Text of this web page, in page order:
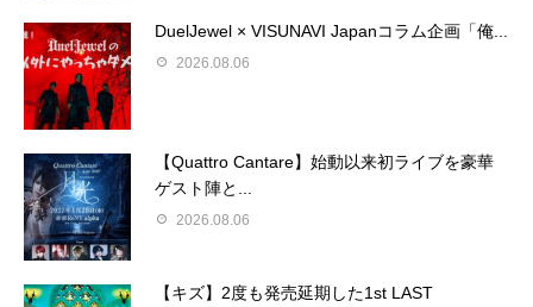
DuelJewel × VISUNAVI Japanコラム企画「俺...
2026.08.06
【Quattro Cantare】始動以来初ライブを豪華
ゲスト陣と...
2026.08.06
【キズ】2度も発売延期した1st LAST